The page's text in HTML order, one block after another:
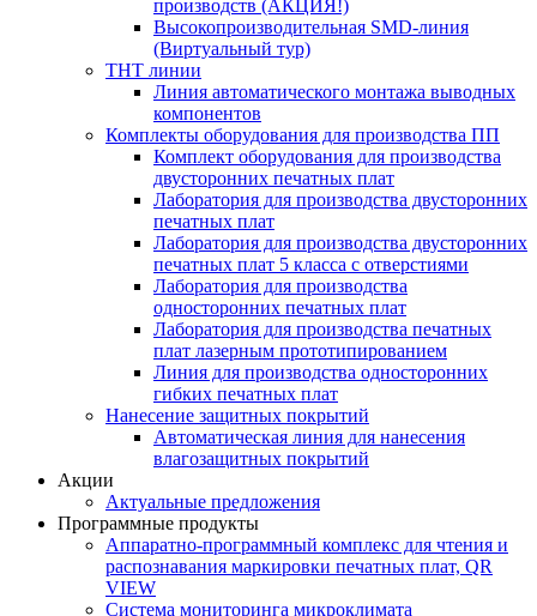
производств (АКЦИЯ!)
Высокопроизводительная SMD-линия
(Виртуальный тур)
THT линии
Линия автоматического монтажа выводных
компонентов
Комплекты оборудования для производства ПП
Комплект оборудования для производства
двусторонних печатных плат
Лаборатория для производства двусторонних
печатных плат
Лаборатория для производства двусторонних
печатных плат 5 класса с отверстиями
Лаборатория для производства
односторонних печатных плат
Лаборатория для производства печатных
плат лазерным прототипированием
Линия для производства односторонних
гибких печатных плат
Нанесение защитных покрытий
Автоматическая линия для нанесения
влагозащитных покрытий
Акции
Актуальные предложения
Программные продукты
Аппаратно-программный комплекс для чтения и
распознавания маркировки печатных плат, QR
VIEW
Система мониторинга микроклимата